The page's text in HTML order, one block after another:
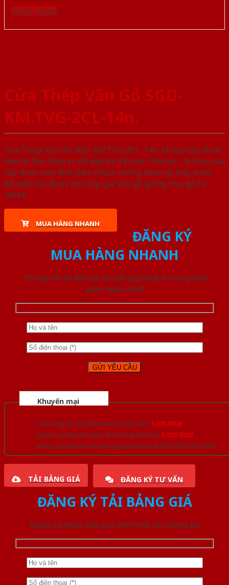
Gọi 0976.169.864
Cửa Thép Vân Gỗ SGD-
KM.TVG-2CL-14n.
Cửa Thép Vân Gỗ SGD-KM.TVG-2CL-14n. là loại cửa được
làm từ tấm thép có độ dày từ 0,8 mm-1.00mm , là thép cao
cấp được sơn tĩnh điện nhằm chống hoen gỉ, trầy xước.
Bề mặt cửa được phủ lớp giả vân gỗ giống như gỗ tự
nhiên
MUA HÀNG NHANH
ĐĂNG KÝ
MUA HÀNG NHANH
Chúng tôi sẽ liên lạc lại với quý khách trong thời
gian ngắn nhất
Khuyến mại
Quà tặng đồ nội thất trang trí lên đến 1.000.000đ
Giảm trực tiếp khi mua đơn hàng lớn hơn 3.000.000đ
Nhiều ưu đãi lớn khi đăng ký tài khoản thành viên thân thiết
TẢI BẢNG GIÁ ĐĂNG KÝ TƯ VẤN
ĐĂNG KÝ TẢI BẢNG GIÁ
Đăng ký nhận báo giá mới nhất từ chúng tôi